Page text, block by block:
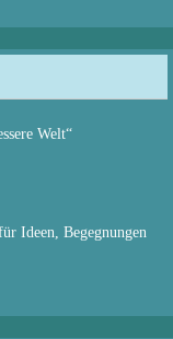
Welt“
Ideen, Begegnungen